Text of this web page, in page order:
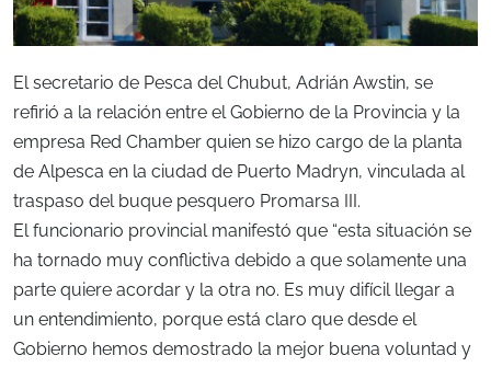
El secretario de Pesca del Chubut, Adrián Awstin, se
refirió a la relación entre el Gobierno de la Provincia y la
empresa Red Chamber quien se hizo cargo de la planta
de Alpesca en la ciudad de Puerto Madryn, vinculada al
traspaso del buque pesquero Promarsa III.
El funcionario provincial manifestó que “esta situación se
ha tornado muy conflictiva debido a que solamente una
parte quiere acordar y la otra no. Es muy difícil llegar a
un entendimiento, porque está claro que desde el
Gobierno hemos demostrado la mejor buena voluntad y